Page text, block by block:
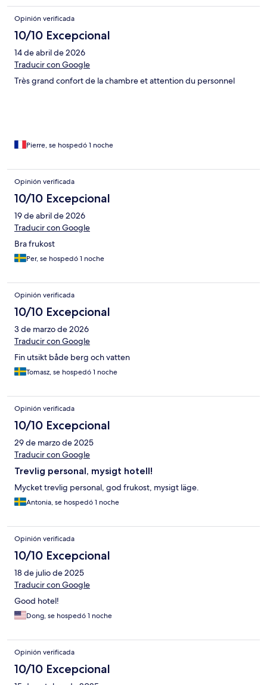
Opinión verificada
10/10 Excepcional
14 de abril de 2026
Traducir con Google
Très grand confort de la chambre et attention du personnel
Pierre, se hospedó 1 noche
Opinión verificada
10/10 Excepcional
19 de abril de 2026
Traducir con Google
Bra frukost
Per, se hospedó 1 noche
Opinión verificada
10/10 Excepcional
3 de marzo de 2026
Traducir con Google
Fin utsikt både berg och vatten
Tomasz, se hospedó 1 noche
Opinión verificada
10/10 Excepcional
29 de marzo de 2025
Traducir con Google
Trevlig personal, mysigt hotell!
Mycket trevlig personal, god frukost, mysigt läge.
Antonia, se hospedó 1 noche
Opinión verificada
10/10 Excepcional
18 de julio de 2025
Traducir con Google
Good hotel!
Dong, se hospedó 1 noche
Opinión verificada
10/10 Excepcional